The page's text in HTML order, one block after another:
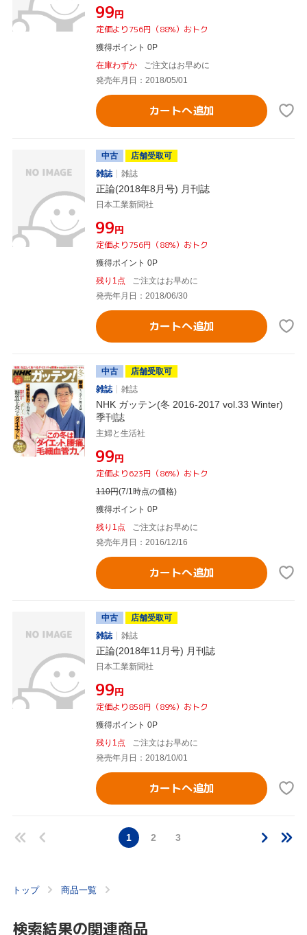
¥99円
定価より756円（88%）おトク
獲得ポイント 0P
在庫わずか
ご注文はお早めに
発売年月日：2018/05/01
カートへ追加
中古
店舗受取可
雑誌
雑誌
正論(2018年8月号) 月刊誌
日本工業新聞社
¥99円
定価より756円（88%）おトク
獲得ポイント 0P
残り1点
ご注文はお早めに
発売年月日：2018/06/30
カートへ追加
中古
店舗受取可
雑誌
雑誌
NHK ガッテン(冬 2016-2017 vol.33 Winter)
季刊誌
主婦と生活社
¥99円
定価より623円（86%）おトク
110円(7/1時点の価格)
獲得ポイント 0P
残り1点
ご注文はお早めに
発売年月日：2016/12/16
カートへ追加
中古
店舗受取可
雑誌
雑誌
正論(2018年11月号) 月刊誌
日本工業新聞社
¥99円
定価より858円（89%）おトク
獲得ポイント 0P
残り1点
ご注文はお早めに
発売年月日：2018/10/01
カートへ追加
1 2 3
トップ 商品一覧
検索結果の関連商品